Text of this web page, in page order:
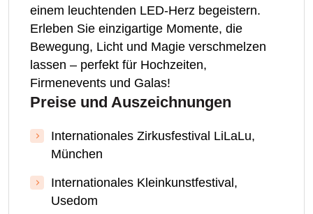
einem leuchtenden LED-Herz begeistern.
Erleben Sie einzigartige Momente, die
Bewegung, Licht und Magie verschmelzen
lassen – perfekt für Hochzeiten,
Firmenevents und Galas!
Preise und Auszeichnungen
Internationales Zirkusfestival LiLaLu,
München
Internationales Kleinkunstfestival,
Usedom